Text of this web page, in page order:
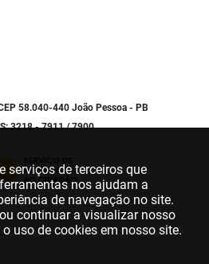
58.040-440 João Pessoa - PB
3218 - 7911 / 7900
serviços de terceiros que
nos ajudam a
de navegação no site.
continuar a visualizar nosso
uso de cookies em nosso site.